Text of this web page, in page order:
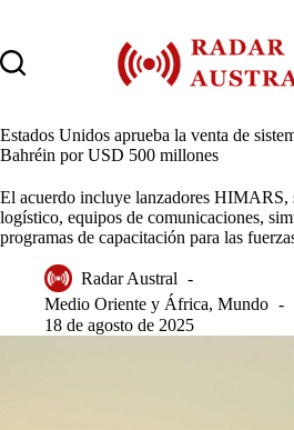
contenido
Estados Unidos aprueba la venta de
Bahréin por USD 500 millones
El acuerdo incluye lanzadores HIMARS,
logístico, equipos de comunicaciones,
programas de capacitación para las
Radar Austral
Medio Oriente y África, Mundo
18 de agosto de 2025